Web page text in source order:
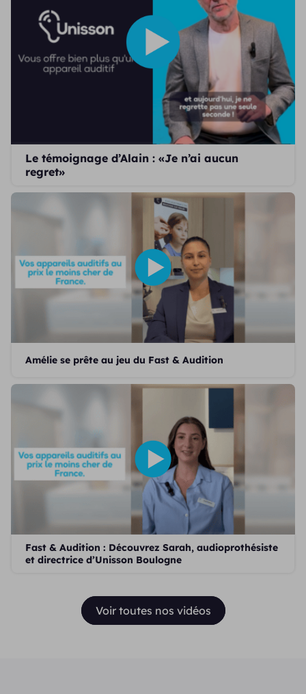
Le témoignage d’Alain : «Je n’ai aucun
regret»
Amélie se prête au jeu du Fast & Audition
Fast & Audition : Découvrez Sarah, audioprothésiste
et directrice d’Unisson Boulogne
Voir toutes nos vidéos